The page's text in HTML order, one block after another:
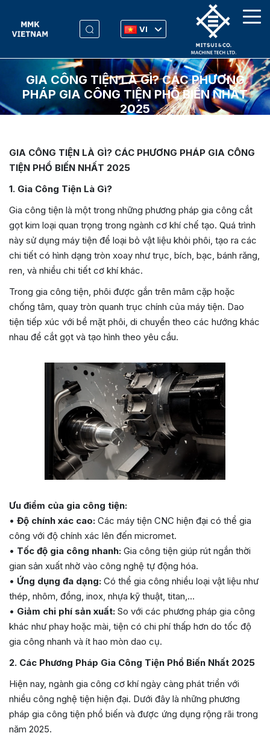
VI
GIA CÔNG TIỆN LÀ GÌ? CÁC PHƯƠNG
PHÁP GIA CÔNG TIỆN PHỔ BIẾN NHẤT
2025
GIA CÔNG TIỆN LÀ GÌ? CÁC PHƯƠNG PHÁP GIA CÔNG
TIỆN PHỔ BIẾN NHẤT 2025
1. Gia Công Tiện Là Gì?
Gia công tiện là một trong những phương pháp gia công cắt
gọt kim loại quan trọng trong ngành cơ khí chế tạo. Quá trình
này sử dụng máy tiện để loại bỏ vật liệu khỏi phôi, tạo ra các
chi tiết có hình dạng tròn xoay như trục, bích, bạc, bánh răng,
ren, và nhiều chi tiết cơ khí khác.
Trong gia công tiện, phôi được gắn trên mâm cặp hoặc
chống tâm, quay tròn quanh trục chính của máy tiện. Dao
tiện tiếp xúc với bề mặt phôi, di chuyển theo các hướng khác
nhau để cắt gọt và tạo hình theo yêu cầu.
Ưu điểm của gia công tiện:
• Độ chính xác cao: Các máy tiện CNC hiện đại có thể gia
công với độ chính xác lên đến micromet.
• Tốc độ gia công nhanh: Gia công tiện giúp rút ngắn thời
gian sản xuất nhờ vào công nghệ tự động hóa.
• Ứng dụng đa dạng: Có thể gia công nhiều loại vật liệu như
thép, nhôm, đồng, inox, nhựa kỹ thuật, titan,…
• Giảm chi phí sản xuất: So với các phương pháp gia công
khác như phay hoặc mài, tiện có chi phí thấp hơn do tốc độ
gia công nhanh và ít hao mòn dao cụ.
2. Các Phương Pháp Gia Công Tiện Phổ Biến Nhất 2025
Hiện nay, ngành gia công cơ khí ngày càng phát triển với
nhiều công nghệ tiện hiện đại. Dưới đây là những phương
pháp gia công tiện phổ biến và được ứng dụng rộng rãi trong
năm 2025.